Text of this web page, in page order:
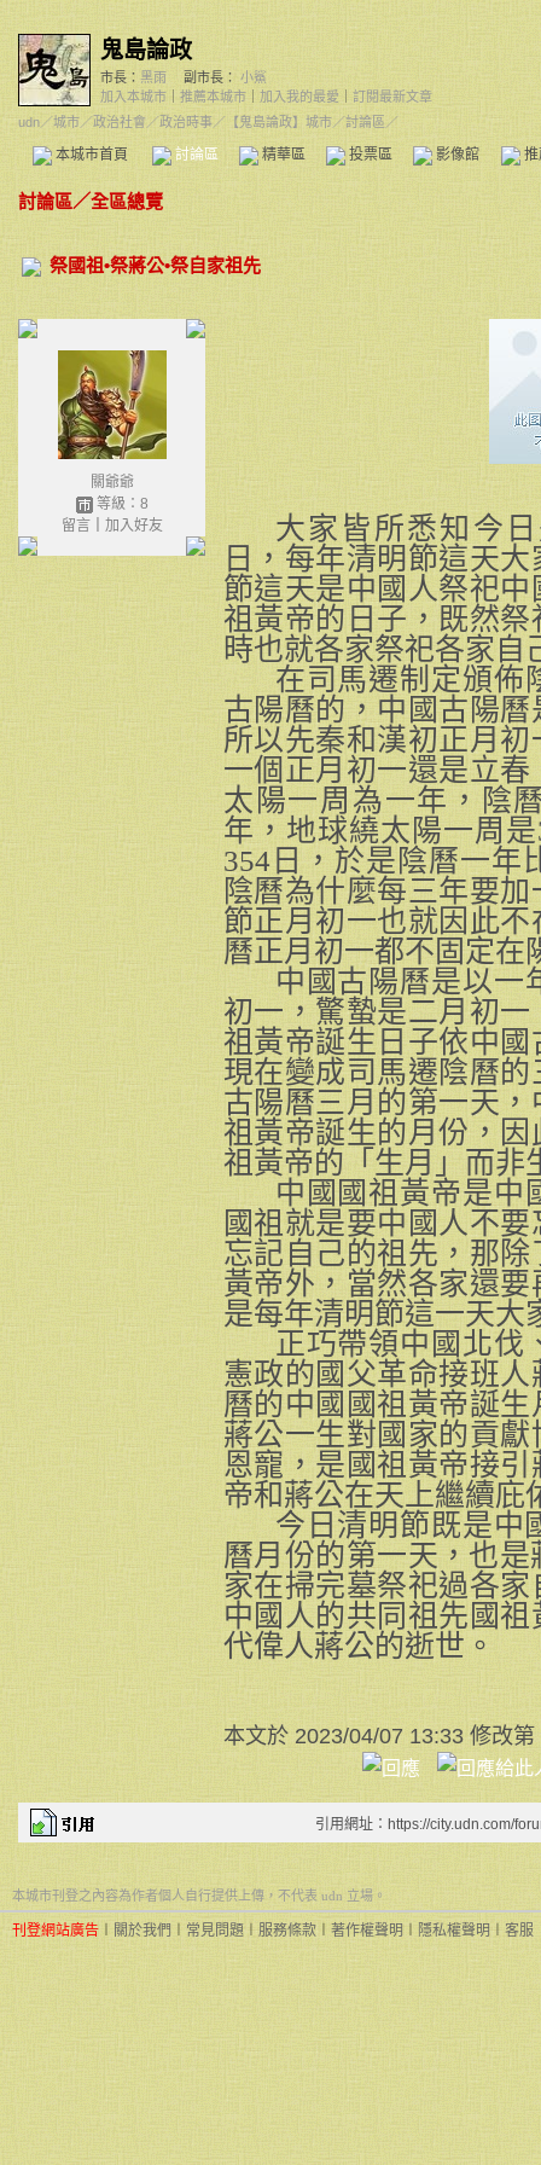
鬼島論政
市長： 黑雨 副市長： 小鯊
加入本城市
推薦本城市 加入我的最愛
訂閱最新文章
udn／城市／政治社會 ／政治時事 ／ 【鬼島論政】城市／討論區／
本城市首頁 討論區 精華區 投票區 影像館
討論區／全區總覽
祭國祖•祭蔣公•祭自家祖先
關爺爺
等級：8
留言｜ 加入好友
大家皆所悉知今
日，每年清明節這天
節這天是中國人祭祀
祖黃帝的日子，既然
時也就各家祭祀各家自
在司馬遷制定頒佈
古陽曆的，中國古陽
所以先秦和漢初正月
一個正月初一還是立
太陽一周為一年，陰
年，地球繞太陽一周是
354日，於是陰曆一年
陰曆為什麼每三年要
節正月初一也就因此
曆正月初一都不固定在
中國古陽曆是以一
初一，驚蟄是二月初
祖黃帝誕生日子依中
現在變成司馬遷陰曆的
古陽曆三月的第一天
祖黃帝誕生的月份，
祖黃帝的「生月」而非
中國國祖黃帝是中
國祖就是要中國人不
忘記自己的祖先，那
黃帝外，當然各家還
是每年清明節這一天大
正巧帶領中國北伐
憲政的國父革命接班
曆的中國國祖黃帝誕
蔣公一生對國家的貢
恩寵，是國祖黃帝接
帝和蔣公在天上繼續庇
今日清明節既是中
曆月份的第一天，也是
家在掃完墓祭祀過各
中國人的共同祖先國
代偉人蔣公的逝世。
本文於 2023/04/07 13:33 修改第
引用網址：https://city.udn.com/
本城市刊登之內容為作者個人自行提供上傳，不代表 udn 立場。
刊登網站廣告 關於我們 常見問題︱服務條款 著作權聲明 隱私權聲明 ︱ 客服